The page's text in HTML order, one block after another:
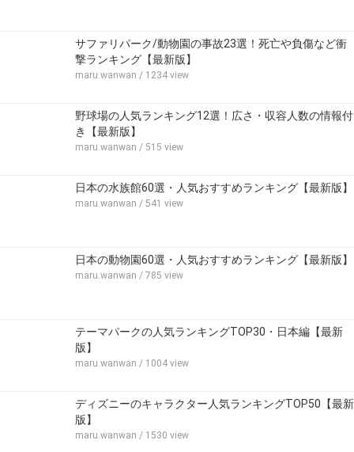
サファリパーク/動物園の事故23選！死亡や負傷など衝
撃ランキング【最新版】
maru.wanwan / 1234 view
野球場の人気ランキング12選！広さ・収容人数の情報付
き【最新版】
maru.wanwan / 515 view
日本の水族館60選・人気おすすめランキング【最新版】
maru.wanwan / 541 view
日本の動物園60選・人気おすすめランキング【最新版】
maru.wanwan / 785 view
テーマパークの人気ランキングTOP30・日本編【最新
版】
maru.wanwan / 1004 view
ディズニーのキャラクター人気ランキングTOP50【最新
版】
maru.wanwan / 1530 view